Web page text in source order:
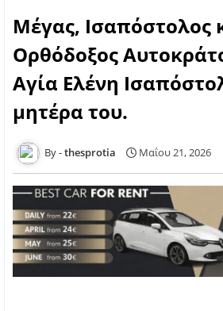
Μέγας, Ισαπόστολος
Ορθόδοξος
Αγία Ελένη
μητέρα του.
thesprotia Μαΐου 21, 2026